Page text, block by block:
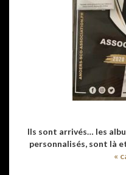
Ils sont arrivés… les
personnalisés, sont là
«